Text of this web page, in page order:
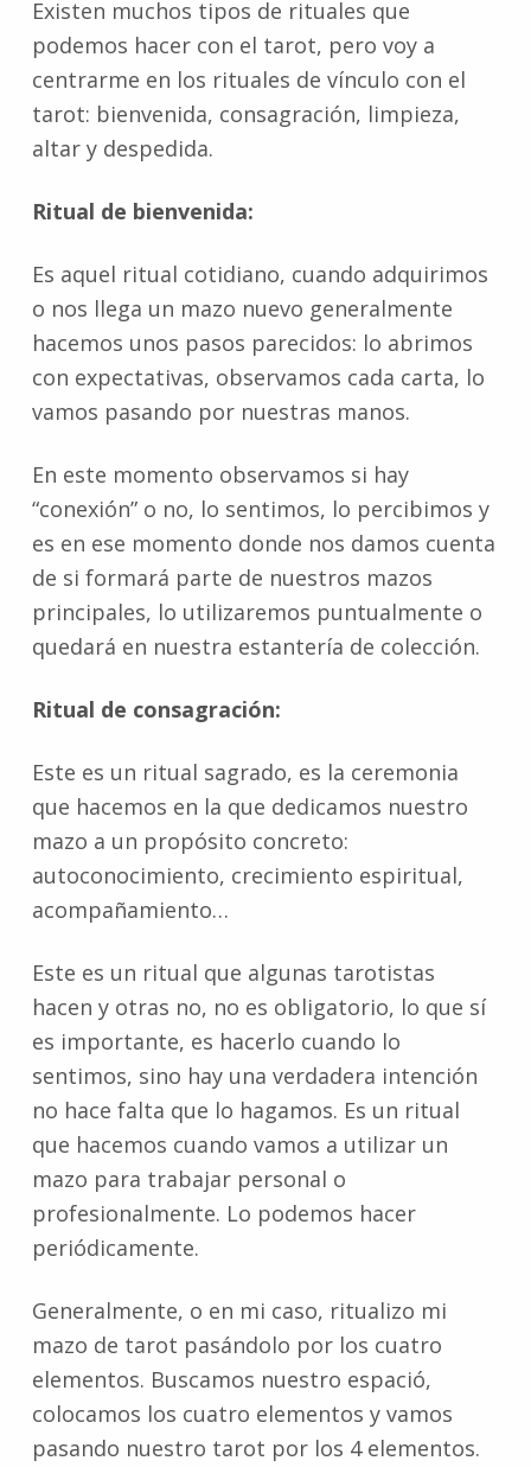
Existen muchos tipos de rituales que
podemos hacer con el tarot, pero voy a
centrarme en los rituales de vínculo con el
tarot: bienvenida, consagración, limpieza,
altar y despedida.
Ritual de bienvenida:
Es aquel ritual cotidiano, cuando adquirimos
o nos llega un mazo nuevo generalmente
hacemos unos pasos parecidos: lo abrimos
con expectativas, observamos cada carta, lo
vamos pasando por nuestras manos.
En este momento observamos si hay
“conexión” o no, lo sentimos, lo percibimos y
es en ese momento donde nos damos cuenta
de si formará parte de nuestros mazos
principales, lo utilizaremos puntualmente o
quedará en nuestra estantería de colección.
Ritual de consagración:
Este es un ritual sagrado, es la ceremonia
que hacemos en la que dedicamos nuestro
mazo a un propósito concreto:
autoconocimiento, crecimiento espiritual,
acompañamiento…
Este es un ritual que algunas tarotistas
hacen y otras no, no es obligatorio, lo que sí
es importante, es hacerlo cuando lo
sentimos, sino hay una verdadera intención
no hace falta que lo hagamos. Es un ritual
que hacemos cuando vamos a utilizar un
mazo para trabajar personal o
profesionalmente. Lo podemos hacer
periódicamente.
Generalmente, o en mi caso, ritualizo mi
mazo de tarot pasándolo por los cuatro
elementos. Buscamos nuestro espació,
colocamos los cuatro elementos y vamos
pasando nuestro tarot por los 4 elementos.